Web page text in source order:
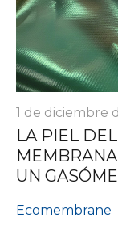
1 de diciembre
LA PIEL
UN
Ecomembrane